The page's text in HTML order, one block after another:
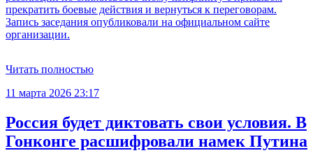
прекратить боевые действия и вернуться к переговорам.
Запись заседания опубликовали на официальном сайте
организации.
Читать полностью
11 марта 2026 23:17
Россия будет диктовать свои условия. В
Гонконге расшифровали намек Путина